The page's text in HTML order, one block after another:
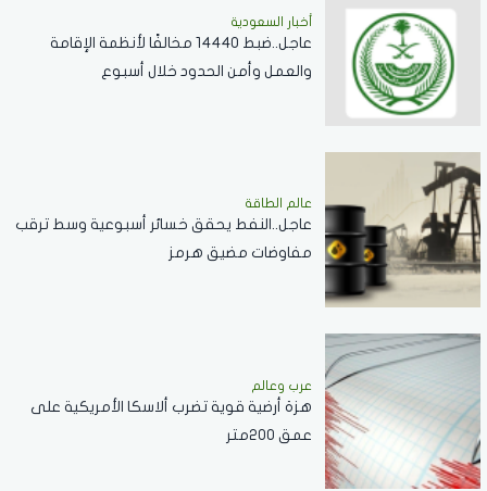
أخبار السعودية
عاجل..ضبط 14440 مخالفًا لأنظمة الإقامة
والعمل وأمن الحدود خلال أسبوع
عالم الطاقة
عاجل..النفط يحقق خسائر أسبوعية وسط ترقب
مفاوضات مضيق هرمز
عرب وعالم
هزة أرضية قوية تضرب ألاسكا الأمريكية على
عمق 200متر